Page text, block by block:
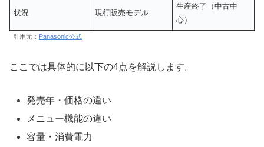
状況 現行販売モデル
生産終了（中古中
心）
引用元： Panasonic公式
ここでは具体的に以下の4点を解説します。
発売年・価格の違い
メニュー機能の違い
容量・消費電力